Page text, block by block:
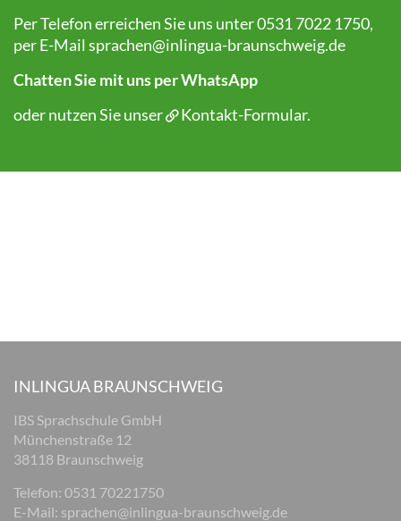
Per Telefon erreichen Sie uns unter 0531 7022 1750,
per E-Mail sprachen@inlingua-braunschweig.de
Chatten Sie mit uns per WhatsApp
oder nutzen Sie unser
Kontakt-Formular.
INLINGUA BRAUNSCHWEIG
IBS Sprachschule GmbH
Münchenstraße 12
38118 Braunschweig
Telefon: 0531 70221750
E-Mail: sprachen@inlingua-braunschweig.de